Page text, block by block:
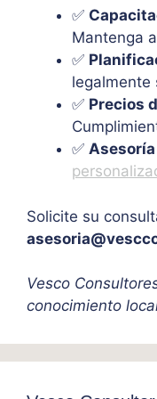
✅
Mantenga
✅
legalmente
✅ Precios
✅
Solicite su
Vesco
conocimiento